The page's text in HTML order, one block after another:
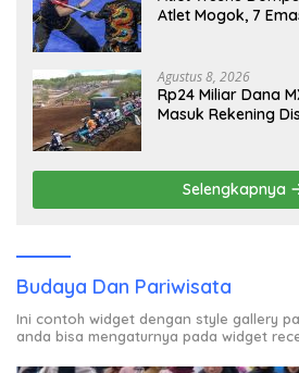
Atlet Mogok, 7
Agustus 8, 2026
Rp24 Miliar Dana
Masuk Rekening
Selengkapnya
Budaya Dan Pariwisata
Ini contoh widget dengan style gallery
anda bisa mengaturnya pada widget